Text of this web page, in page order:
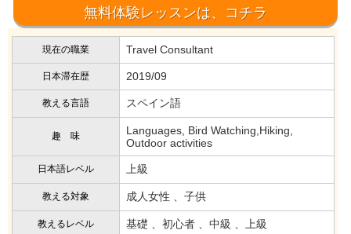
無料体験レッスンは、コチラ
現在の職業 Travel Consultant
日本滞在歴 2019/09
教える言語 スペイン語
趣 味
Languages, Bird Watching,Hiking,
Outdoor activities
日本語レベル 上級
教える対象 成人女性 、子供
教えるレベル 基礎 、初心者 、中級 、上級